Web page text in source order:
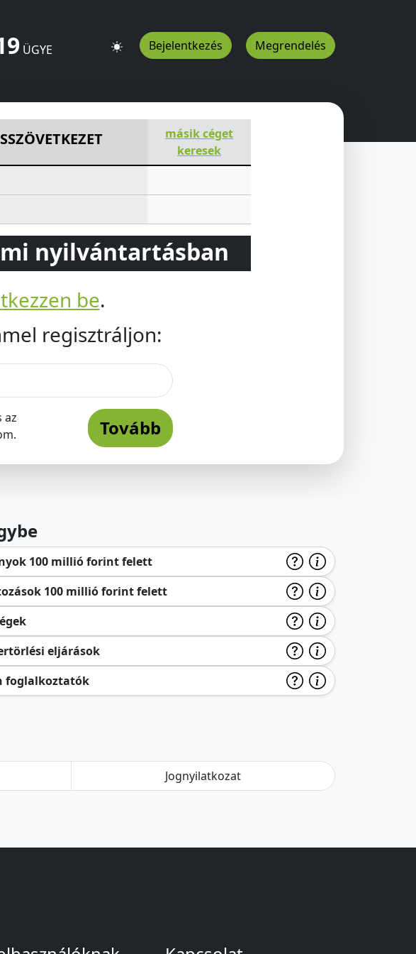
ÜGYE Bejelentkezés Megrendelés
másik céget
keresek
nyilvántartásban
be.
regisztráljon:
az
Tovább
100 millió forint felett
100 millió forint felett
eljárások
foglalkoztatók
Jognyilatkozat